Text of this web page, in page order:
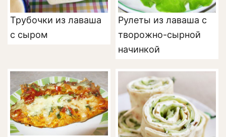
Трубочки из лаваша
с сыром
Рулеты из лаваша с
творожно-сырной
начинкой